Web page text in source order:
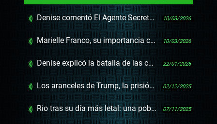
Denise comentó El Agente Secreto y habló de Brasil, que ahora vive el Oscar casi como un Mundial 10/03/2026
Marielle Franco, su importancia como activista y la condena a los autores intelectuales de su asesinato 10/03/2026
Denise explicó la batalla de las chancletas 22/01/2026
Los aranceles de Trump, la prisión de Bolsonaro y el Brasil con “cáscara más gruesa” de Lula 02/12/2025
Rio tras su día más letal: una población rehén de disputas políticas, avance narco y brutalidad policial 07/11/2025